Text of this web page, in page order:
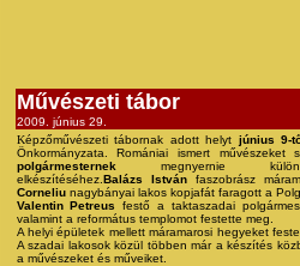
Művészeti tábor
2009. június 29.
Képzőművészeti tábornak adott helyt június 9-
Önkormányzata. Romániai ismert művészeket
polgármesternek megnyernie
elkészítéséhez. Balázs Istvánfaszobrász
Corneliunagybányai lakos kopjafát faragott a
Valentin Petreus
festő a taktaszadai
valamint a református templomot festette meg.
A helyi épületek mellett máramarosi hegyeket
A szadai lakosok közül többen már a készítés
a művészeket és műveiket.